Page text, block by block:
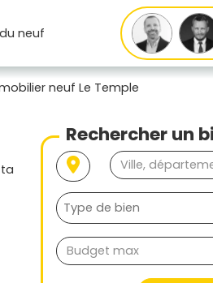
du neuf
neuf Le Temple
Rechercher un